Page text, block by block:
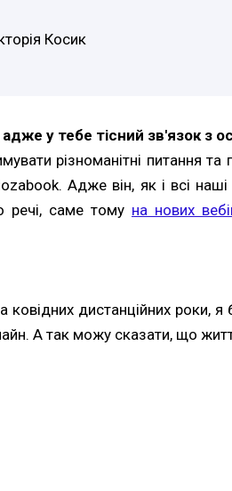
Косик
у тебе тісний зв'язок з
різноманітні питання та
Адже він, як і всі
речі, саме тому на нових
ковідних дистанційних
А так можу сказати, що